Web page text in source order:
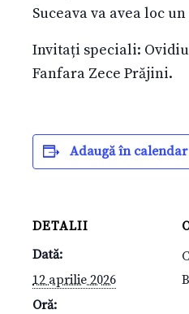
Suceava va avea loc
Invitați speciali:
Fanfara Zece Prăjini.
Adaugă în calendar
DETALII
Dată:
12 aprilie 2026
Oră: